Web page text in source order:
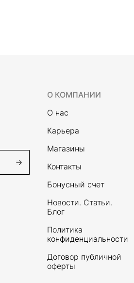
О КОМПАНИИ
О нас
Карьера
Магазины
Контакты
Бонусный счет
Новости. Статьи.
Блог
Политика
конфиденциальности
Договор публичной
оферты